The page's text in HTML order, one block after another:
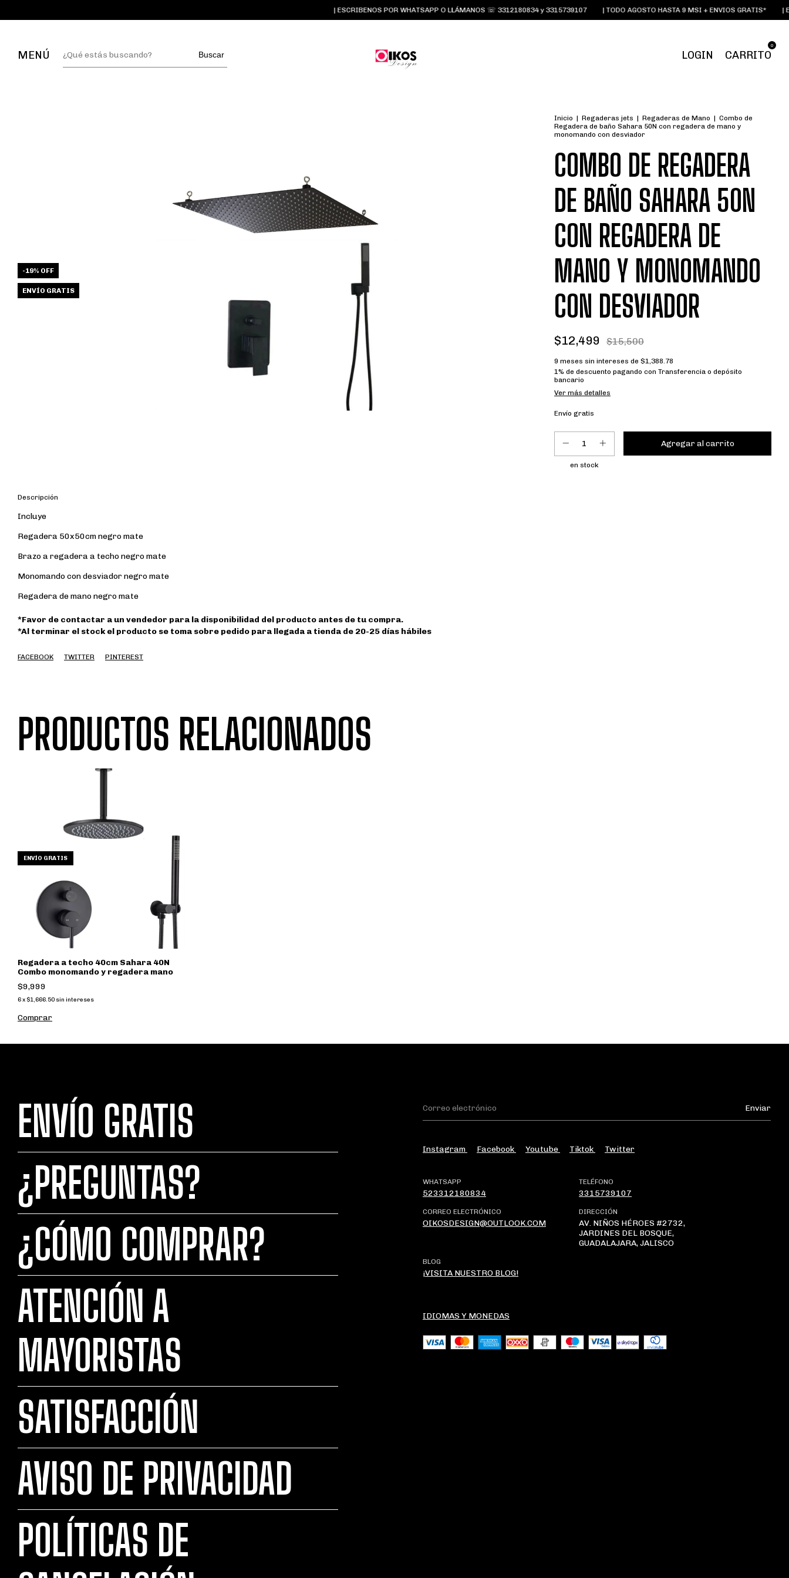
| ESCRIBENOS POR WHATSAPP O LLÁMANOS ☏ 3312180834 y 3315739107 | TODO AGOSTO HASTA 9 MSI + ENVIOS GRATIS* |
MENÚ Buscar LOGIN CARRITO
0
-19% OFF
ENVÍO GRATIS
Inicio | Regaderas jets | Regaderas de Mano | Combo de
Regadera de baño Sahara 50N con regadera de mano y
monomando con desviador
COMBO DE REGADERA
DE BAÑO SAHARA 50N
CON REGADERA DE
MANO Y MONOMANDO
CON DESVIADOR
$12,499 $15,500
9 meses sin intereses de $1,388.78
1% de descuento pagando con Transferencia o depósito
bancario
Ver más detalles
Envío gratis
en stock
Descripción
Incluye
Regadera 50x50cm negro mate
Brazo a regadera a techo negro mate
Monomando con desviador negro mate
Regadera de mano negro mate
*Favor de contactar a un vendedor para la disponibilidad del producto antes de tu compra.
*Al terminar el stock el producto se toma sobre pedido para llegada a tienda de 20-25 días hábiles
FACEBOOK TWITTER PINTEREST
PRODUCTOS RELACIONADOS
ENVÍO GRATIS
Regadera a techo 40cm Sahara 40N
Combo monomando y regadera mano
$9,999
6x $1,666.50 sin intereses
ENVÍO GRATIS
¿PREGUNTAS?
¿CÓMO COMPRAR?
ATENCIÓN A
MAYORISTAS
SATISFACCIÓN
AVISO DE PRIVACIDAD
POLÍTICAS DE
Instagram Facebook Youtube Tiktok Twitter
WHATSAPP
523312180834
TELÉFONO
3315739107
CORREO ELECTRÓNICO
OIKOSDESIGN@OUTLOOK.COM
DIRECCIÓN
AV. NIÑOS HÉROES #2732,
JARDINES DEL BOSQUE,
GUADALAJARA, JALISCO
BLOG
¡VISITA NUESTRO BLOG!
IDIOMAS Y MONEDAS